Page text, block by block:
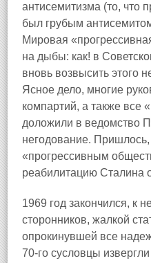
антисемитизма (то, что
был грубым
Мировая
на дыбы: как! в
вновь возвысить этого
Ясное дело, многие
компартий, а также все
доложили в ведомство
негодование. Пришлось,
«прогрессивным
реабилитацию Сталина
1969 год закончился, к
сторонников, жалкой
опрокинувшей все
70‑го сусловцы